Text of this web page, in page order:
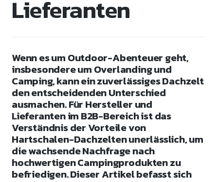
Lieferanten
Wenn es um Outdoor-Abenteuer geht,
insbesondere um Overlanding und
Camping, kann ein zuverlässiges Dachzelt
den entscheidenden Unterschied
ausmachen. Für Hersteller und
Lieferanten im B2B-Bereich ist das
Verständnis der Vorteile von
Hartschalen-Dachzelten unerlässlich, um
die wachsende Nachfrage nach
hochwertigen Campingprodukten zu
befriedigen. Dieser Artikel befasst sich